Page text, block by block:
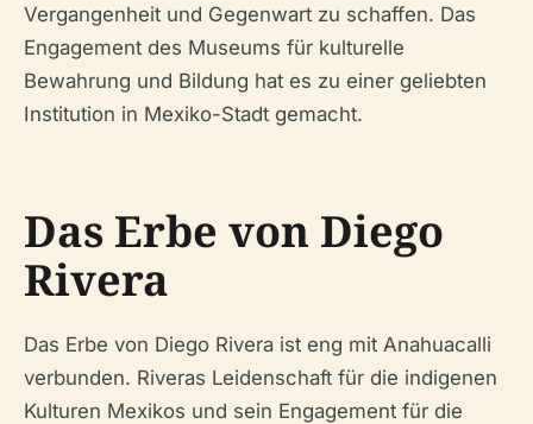
Vergangenheit und Gegenwart zu schaffen. Das
Engagement des Museums für kulturelle
Bewahrung und Bildung hat es zu einer geliebten
Institution in Mexiko-Stadt gemacht.
Das Erbe von Diego
Rivera
Das Erbe von Diego Rivera ist eng mit Anahuacalli
verbunden. Riveras Leidenschaft für die indigenen
Kulturen Mexikos und sein Engagement für die